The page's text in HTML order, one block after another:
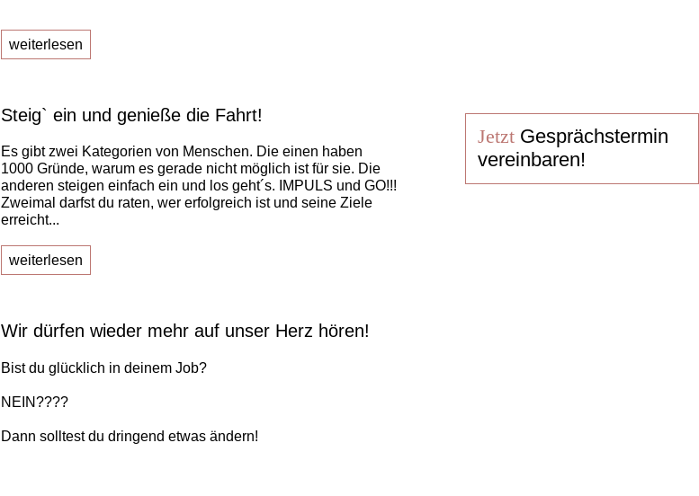
weiterlesen
Steig` ein und genieße die Fahrt!
Es gibt zwei Kategorien von Menschen. Die einen haben
1000 Gründe, warum es gerade nicht möglich ist für sie. Die
anderen steigen einfach ein und los geht´s. IMPULS und GO!!!
Zweimal darfst du raten, wer erfolgreich ist und seine Ziele
erreicht...
weiterlesen
Wir dürfen wieder mehr auf unser Herz hören!
Bist du glücklich in deinem Job?
NEIN????
Dann solltest du dringend etwas ändern!
JetztGesprächstermin
vereinbaren!